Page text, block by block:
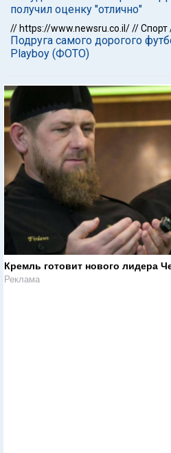
получил оценку "отлично"
// https://www.newsru.co.il///Спорт
Подруга самого дорогого
Playboy (ФОТО)
Кремль готовит нового лидера
Реклама